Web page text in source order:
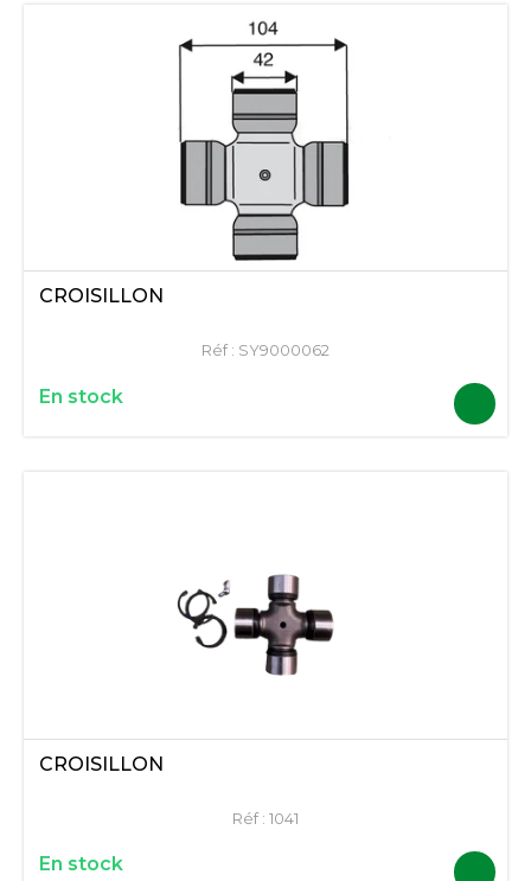
CROISILLON
Réf : SY9000062
En stock
CROISILLON
Réf : 1041
En stock